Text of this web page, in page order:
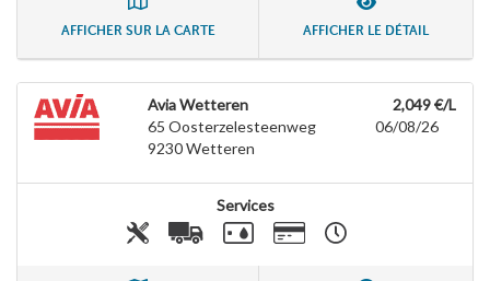
AFFICHER SUR LA CARTE AFFICHER LE DÉTAIL
Avia Wetteren
65 Oosterzelesteenweg
9230Wetteren
2,049 €/L
06/08/26
Services